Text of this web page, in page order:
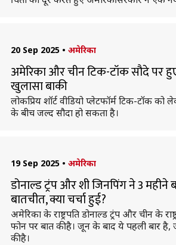
20 Sep 2025 • अमेरिका
अमेरिका और चीन टिक-टॉक सौदे पर
खुलासा बाकी
लोकप्रिय शॉर्ट वीडियो प्लेटफॉर्म टिक-टॉक
के बीच जल्द सौदा हो सकता है।
19 Sep 2025 • अमेरिका
डोनाल्ड ट्रंप और शी जिनपिंग ने 3 महीने
बातचीत, क्या चर्चा हुई?
अमेरिका के राष्ट्रपति डोनाल्ड ट्रंप और चीन के
फोन पर बात की है। जून के बाद ये पहली बार है,
की है।